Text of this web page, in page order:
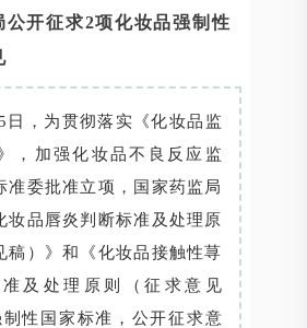
公开征求2项化妆品强制性
日，为贯彻落实《化妆品监
，加强化妆品不良反应监
准委批准立项，国家药监局
妆品唇炎判断标准及处理原
稿）》和《化妆品接触性荨
及处理原则（征求意见
性国家标准，公开征求意